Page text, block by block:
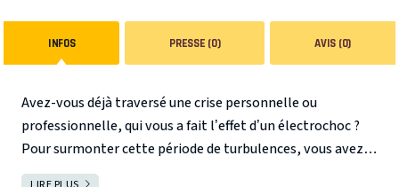
INFOS PRESSE (0) AVIS (0)
Avez-vous déjà traversé une crise personnelle ou
professionnelle, qui vous a fait l’effet d’un électrochoc ?
Pour surmonter cette période de turbulences, vous avez
sans doute tenté de changer quelque chose en vous ou